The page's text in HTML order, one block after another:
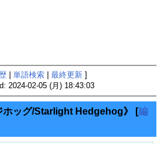
| 単語検索| 最終更新]
2024-02-05 (月) 18:43:03
ホッグ/Starlight Hedgehog》 [編